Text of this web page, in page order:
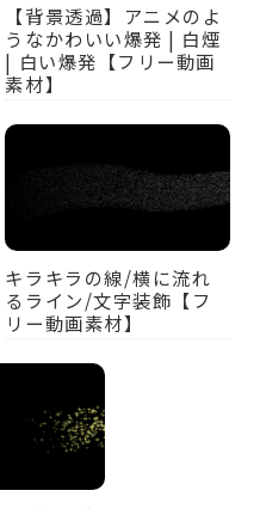
【背景透過】アニメのよ
うなかわいい爆発 | 白煙
| 白い爆発【フリー動画
素材】
キラキラの線/横に流れ
るライン/文字装飾【フ
リー動画素材】